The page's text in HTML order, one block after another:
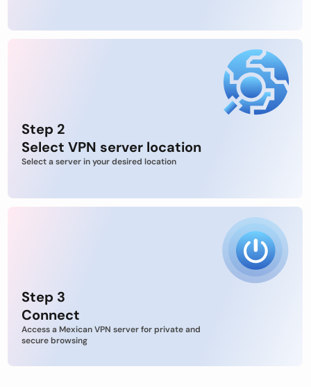
Step 2
Select VPN server location
Select a server in your desired location
Step 3
Connect
Access a Mexican VPN server for private and
secure browsing